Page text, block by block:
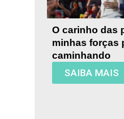
O carinho das
minhas forças
caminhando
SAIBA MAIS